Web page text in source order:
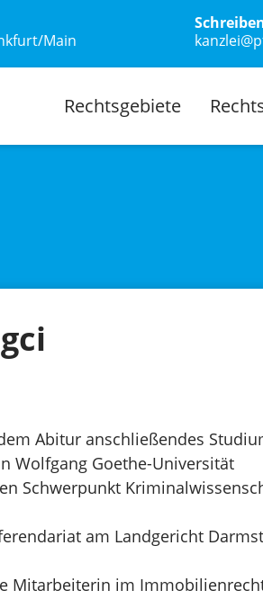
Main
Rechtsgebiete
Abitur anschließendes
Wolfgang Goethe-Universität
Schwerpunkt
am Landgericht
Mitarbeiterin im